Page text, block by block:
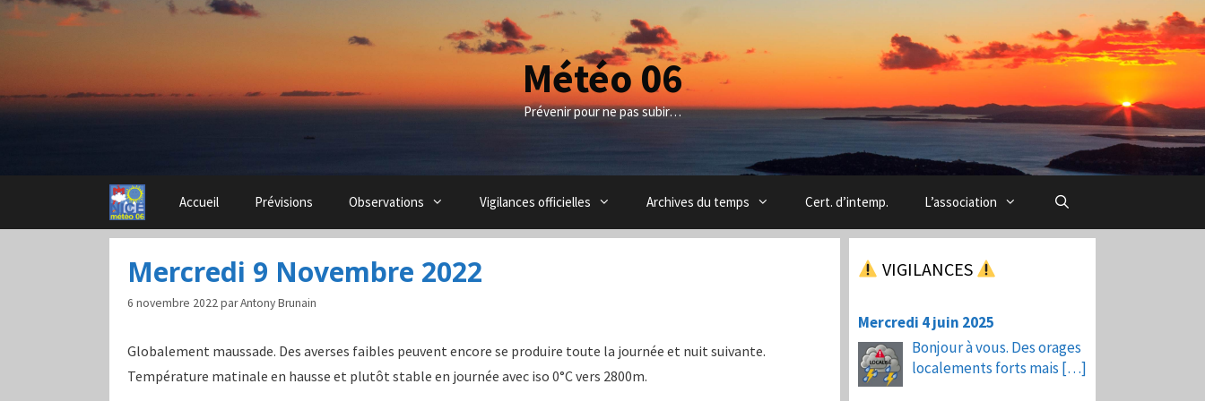
Aller
Météo 06
Prévenir pour ne pas subir…
Accueil Prévisions Observations Vigilances officielles Archives du temps Cert. d’intemp. L’association
Mercredi 9 Novembre 2022
6 novembre 2022parAntony Brunain
Globalement maussade. Des averses faibles peuvent encore se produire toute la journée et nuit suivante.
Température matinale en hausse et plutôt stable en journée avec iso 0°C vers 2800m.
VIGILANCES
Mercredi 4 juin 2025
Bonjour à vous. Des orages
localements forts mais […]